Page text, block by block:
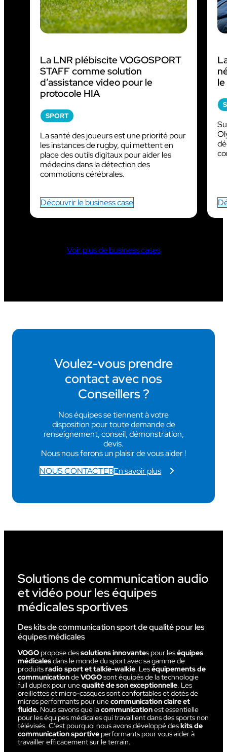
La LNR plébiscite VOGOSPORT
STAFF comme solution
d’assistance video pour le
protocole HIA
SPORT
La santé des joueurs est une priorité pour
les instances de rugby, qui mettent en
place des outils digitaux pour aider les
médecins dans la détection des
commotions cérébrales.
Découvrir le business case
Voir plus de business cases
Voulez-vous prendre
contact avec nos
Conseillers ?
Nos équipes se tiennent à votre
disposition pour toute demande de
renseignement, conseil, démonstration,
devis.
Nous nous ferons un plaisir de vous aider !
NOUS CONTACTEREn savoir plus
Solutions de communication audio
et vidéo pour les équipes
médicales sportives
Des kits de communication sport de qualité pour les
équipes médicales
VOGOpropose dessolutions innovantes pour leséquipes
médicalesdans le monde du sport avec sa gamme de
produitsradio sport et talkie-walkie. Leséquipements de
communicationdeVOGOsont équipés de la technologie
full duplex pour unequalité de son exceptionnelle. Les
oreillettes et micro-casques sont confortables et dotés de
micros performants pour unecommunication claire et
fluide. Nous savons que lacommunicationest essentielle
pour les équipes médicales qui travaillent dans des sports non
télévisés. C’est pourquoi nous avons développé deskits de
communication sportiveperformants pour vous aider à
travailler efficacement sur le terrain.